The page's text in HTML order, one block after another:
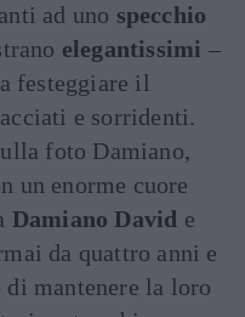
ad uno specchio
elegantissimi –
festeggiare il
e sorridenti.
foto Damiano,
un enorme cuore
Damiano David e
da quattro anni e
di mantenere la loro